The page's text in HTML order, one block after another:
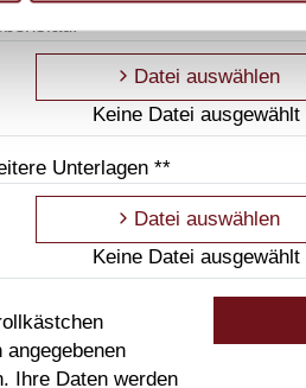
**
Datei auswählen
Keine Datei ausgewählt
Unterlagen **
Datei auswählen
Keine Datei ausgewählt
Ihre Daten werden